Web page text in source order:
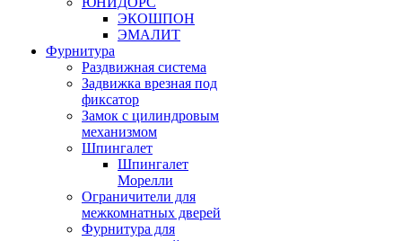
ЭКОШПОН
ЭМАЛИТ
Фурнитура
Раздвижная система
Задвижка врезная под
фиксатор
Замок с цилиндровым
механизмом
Шпингалет
Шпингалет
Морелли
Ограничители для
межкомнатных дверей
Фурнитура для